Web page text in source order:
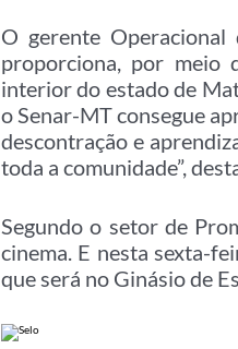
O gerente
proporciona, por meio
interior do estado de
o Senar-MT consegue
descontração e
toda a comunidade”,
Segundo o setor de
cinema. E nesta sexta-
que será no Ginásio de